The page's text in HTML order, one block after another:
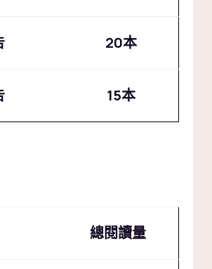
20本
15本
總閱讀量